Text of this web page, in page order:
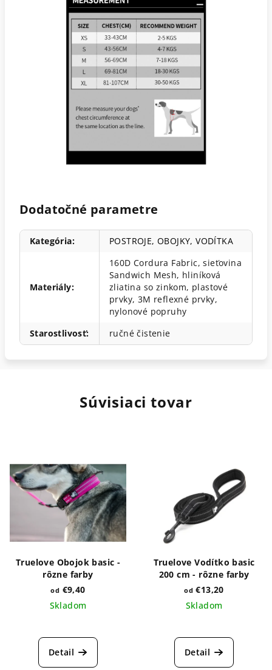
Dodatočné parametre
Kategória: POSTROJE, OBOJKY, VODÍTKA
Materiály:
160D Cordura Fabric, sieťovina
Sandwich Mesh, hliníková
zliatina so zinkom, plastové
prvky, 3M reflexné prvky,
nylonové popruhy
Starostlivosť: ručné čistenie
Súvisiaci tovar
Truelove Obojok basic -
rôzne farby
od €9,40
Skladom
Detail
Truelove Vodítko basic
200 cm - rôzne farby
od €13,20
Skladom
hodnotenie
produktu
Detail